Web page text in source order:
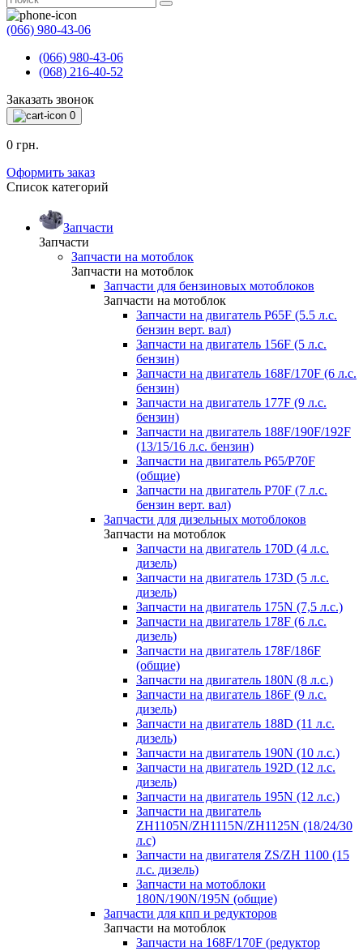
(066) 980-43-06
(066) 980-43-06
(068) 216-40-52
Заказать звонок
0
0 грн.
Оформить заказ
Список категорий
Запчасти
Запчасти
Запчасти на мотоблок
Запчасти на мотоблок
Запчасти для бензиновых мотоблоков
Запчасти на мотоблок
Запчасти на двигатель P65F (5.5 л.с.
бензин верт. вал)
Запчасти на двигатель 156F (5 л.с.
бензин)
Запчасти на двигатель 168F/170F (6 л.с.
бензин)
Запчасти на двигатель 177F (9 л.с.
бензин)
Запчасти на двигатель 188F/190F/192F
(13/15/16 л.с. бензин)
Запчасти на двигатель P65/P70F
(общие)
Запчасти на двигатель P70F (7 л.с.
бензин верт. вал)
Запчасти для дизельных мотоблоков
Запчасти на мотоблок
Запчасти на двигатель 170D (4 л.с.
дизель)
Запчасти на двигатель 173D (5 л.с.
дизель)
Запчасти на двигатель 175N (7,5 л.с.)
Запчасти на двигатель 178F (6 л.с.
дизель)
Запчасти на двигатель 178F/186F
(общие)
Запчасти на двигатель 180N (8 л.с.)
Запчасти на двигатель 186F (9 л.с.
дизель)
Запчасти на двигатель 188D (11 л.с.
дизель)
Запчасти на двигатель 190N (10 л.с.)
Запчасти на двигатель 192D (12 л.с.
дизель)
Запчасти на двигатель 195N (12 л.с.)
Запчасти на двигатель
ZH1105N/ZH1115N/ZH1125N (18/24/30
л.с)
Запчасти на двигателя ZS/ZH 1100 (15
л.с. дизель)
Запчасти на мотоблоки
180N/190N/195N (общие)
Запчасти для кпп и редукторов
Запчасти на мотоблок
Запчасти на 168F/170F (редуктор